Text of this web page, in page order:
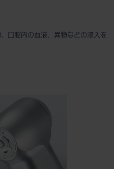
口腔内の血液、異物などの浸入を